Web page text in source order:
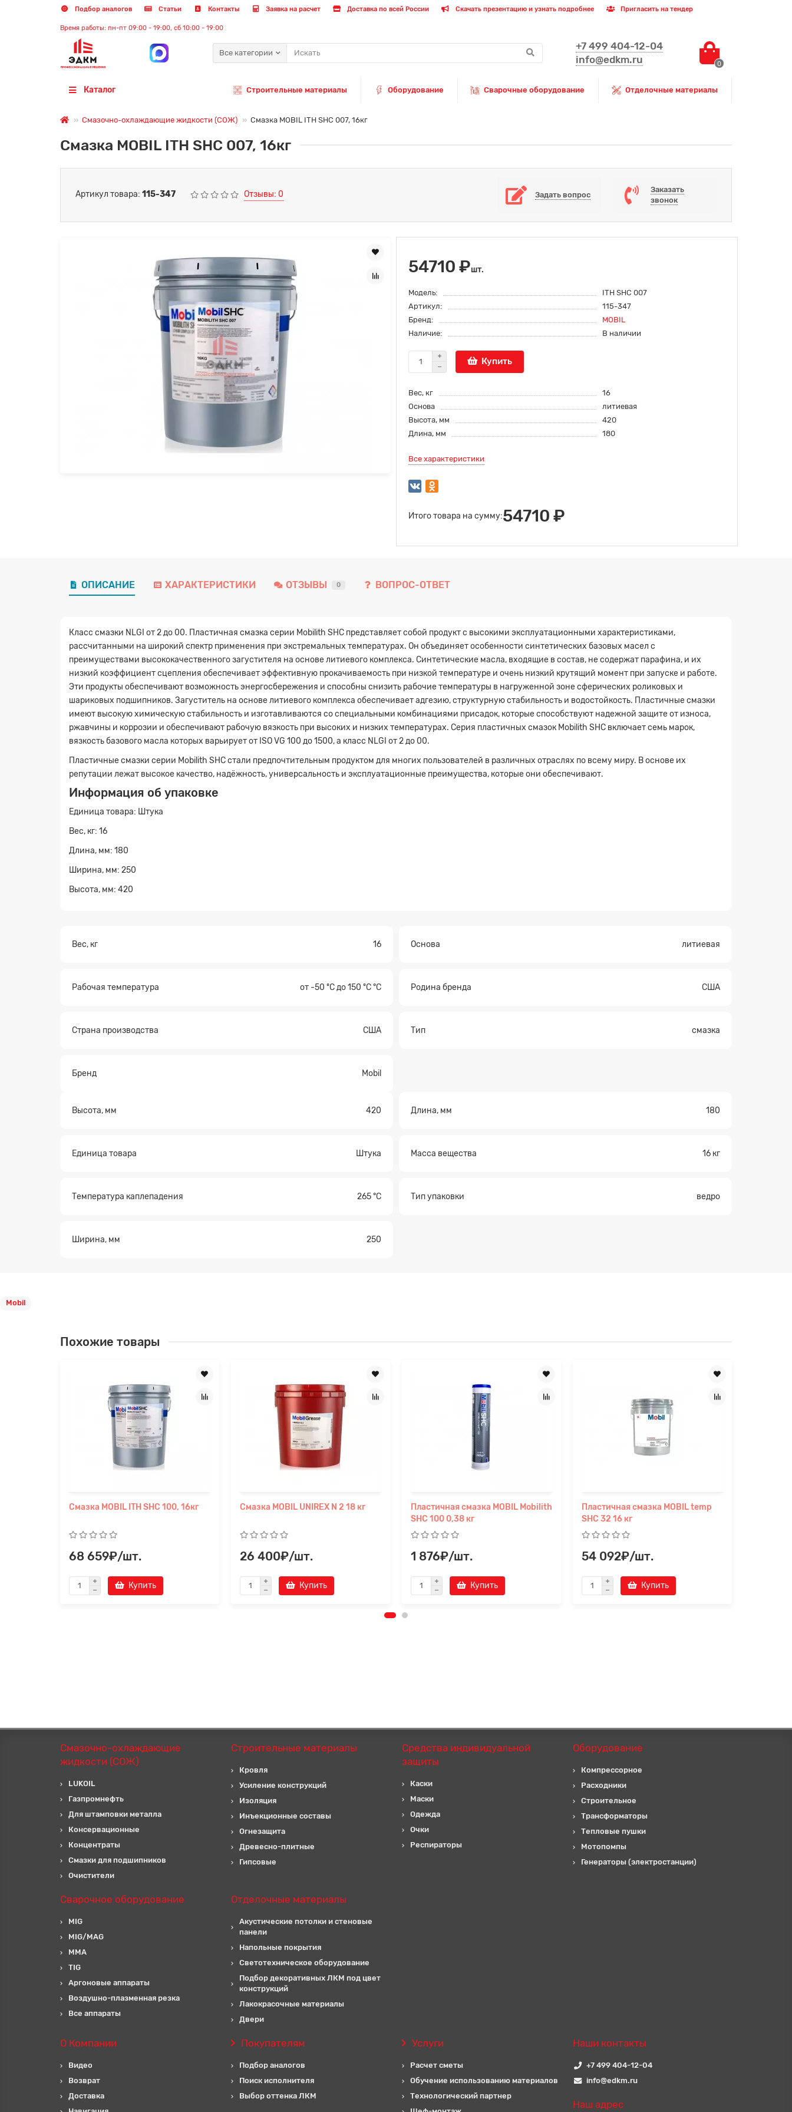
Подбор аналогов Статьи Контакты Заявка на расчет Доставка по всей России Скачать презентацию и узнать подробнее Пригласить на тендер
Время работы: пн-пт 09:00 - 19:00, сб 10:00 - 19:00
Все категории
+7 499 404-12-04
info@edkm.ru
0
Каталог Строительные материалы Оборудование Сварочные оборудование Отделочные материалы
Смазочно-охлаждающие жидкости (СОЖ) Смазка MOBIL ITH SHC 007, 16кг
Смазка MOBIL ITH SHC 007, 16кг
Артикул товара: 115-347 Отзывы: 0 Задать вопрос
Заказать
звонок
54710 ₽шт.
Модель:
ITH SHC 007
Артикул:
115-347
Бренд:
MOBIL
Наличие:
В наличии
Купить
Вес, кг
16
Основа
литиевая
Высота, мм
420
Длина, мм
180
Все характеристики
Итого товара на сумму:54710 ₽
ОПИСАНИЕ ХАРАКТЕРИСТИКИ ОТЗЫВЫ 0 ВОПРОС-ОТВЕТ
Класс смазки NLGI от 2 до 00. Пластичная смазка серии Mobilith SHC представляет собой продукт с высокими эксплуатационными характеристиками,
рассчитанными на широкий спектр применения при экстремальных температурах. Он объединяет особенности синтетических базовых масел с
преимуществами высококачественного загустителя на основе литиевого комплекса. Синтетические масла, входящие в состав, не содержат парафина, и их
низкий коэффициент сцепления обеспечивает эффективную прокачиваемость при низкой температуре и очень низкий крутящий момент при запуске и работе.
Эти продукты обеспечивают возможность энергосбережения и способны снизить рабочие температуры в нагруженной зоне сферических роликовых и
шариковых подшипников. Загуститель на основе литиевого комплекса обеспечивает адгезию, структурную стабильность и водостойкость. Пластичные смазки
имеют высокую химическую стабильность и изготавливаются со специальными комбинациями присадок, которые способствуют надежной защите от износа,
ржавчины и коррозии и обеспечивают рабочую вязкость при высоких и низких температурах. Серия пластичных смазок Mobilith SHC включает семь марок,
вязкость базового масла которых варьирует от ISO VG 100 до 1500, а класс NLGI от 2 до 00.
Пластичные смазки серии Mobilith SHC стали предпочтительным продуктом для многих пользователей в различных отраслях по всему миру. В основе их
репутации лежат высокое качество, надёжность, универсальность и эксплуатационные преимущества, которые они обеспечивают.
Информация об упаковке
Единица товара: Штука
Вес, кг: 16
Длина, мм: 180
Ширина, мм: 250
Высота, мм: 420
Вес, кг 16 Основа литиевая
Рабочая температура от -50 ºC до 150 ºC °С Родина бренда США
Страна производства США Тип смазка
Бренд Mobil
Высота, мм 420 Длина, мм 180
Единица товара Штука Масса вещества 16 кг
Температура каплепадения 265 °С Тип упаковки ведро
Ширина, мм 250
Mobil
Похожие товары
Смазка MOBIL ITH SHC 100, 16кг
68 659₽/шт.
Купить
Смазка MOBIL UNIREX N 2 18 кг
26 400₽/шт.
Купить
Пластичная смазка MOBIL Mobilith
SHC 100 0,38 кг
1 876₽/шт.
Купить
Пластичная смазка MOBIL temp
SHC 32 16 кг
54 092₽/шт.
Купить
Смазочно-охлаждающие
жидкости (СОЖ)
LUKOIL
Газпромнефть
Для штамповки металла
Консервационные
Концентраты
Смазки для подшипников
Очистители
Строительные материалы
Кровля
Усиление конструкций
Изоляция
Инъекционные составы
Огнезащита
Древесно-плитные
Гипсовые
Средства индивидуальной
защиты
Каски
Маски
Одежда
Очки
Респираторы
Оборудование
Компрессорное
Расходники
Строительное
Трансформаторы
Тепловые пушки
Мотопомпы
Генераторы (электростанции)
Сварочное оборудование
MIG
MIG/MAG
MMA
TIG
Аргоновые аппараты
Воздушно-плазменная резка
Все аппараты
Отделочные материалы
Акустические потолки и стеновые
панели
Напольные покрытия
Светотехническое оборудование
Подбор декоративных ЛКМ под цвет
конструкций
Лакокрасочные материалы
Двери
О Компании
Видео
Возврат
Доставка
Покупателям
Подбор аналогов
Поиск исполнителя
Выбор оттенка ЛКМ
Услуги
Расчет сметы
Обучение использованию материалов
Технологический партнер
Наши контакты
+7 499 404-12-04
info@edkm.ru
Наш адрес